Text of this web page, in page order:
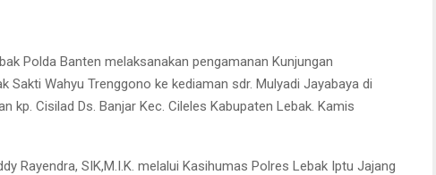
Polda Banten melaksanakan pengamanan Kunjungan
Sakti Wahyu Trenggono ke kediaman sdr. Mulyadi Jayabaya di
kp. Cisilad Ds. Banjar Kec. Cileles Kabupaten Lebak. Kamis
Rayendra, SIK,M.I.K. melalui Kasihumas Polres Lebak Iptu Jajang